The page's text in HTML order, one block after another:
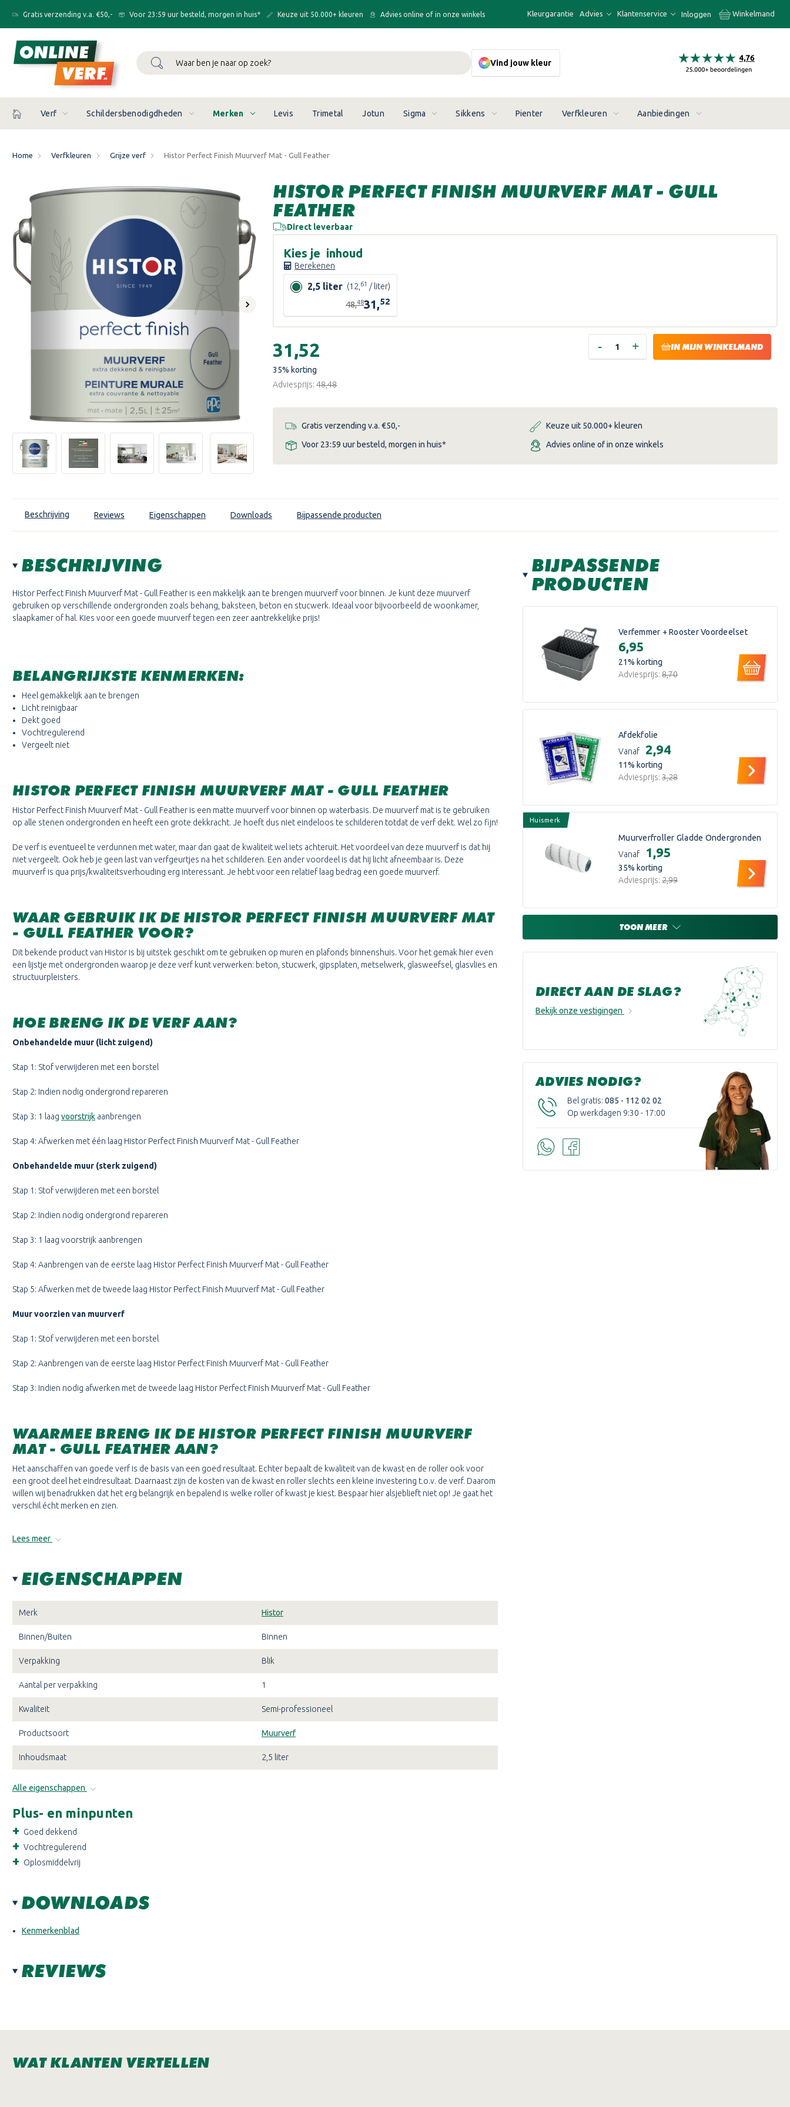
Gratis verzending v.a. €50,- Voor 23:59 uur besteld, morgen in huis* Keuze uit 50.000+ kleuren Advies online of in onze winkels Kleurgarantie Advies Klantenservice Inloggen Winkelmand
Zoeken
Vind jouw kleur
Verf Schildersbenodigdheden Merken Levis Trimetal Jotun Sigma Sikkens Pienter Verfkleuren Aanbiedingen
Home Verfkleuren Grijze verf Histor Perfect Finish Muurverf Mat - Gull Feather
Volgende
HISTOR PERFECT FINISH MUURVERF MAT - GULL
FEATHER
Direct leverbaar
Kies je inhoud
Berekenen
2,5 liter (12, 61 / liter)
48,4831,52
Huidige
€31,52
35% korting
Adviesprijs:€48,48
HOEVEELHEID
VAN
GULL
FEATHER
- HOEVEELHEID
VAN
FEATHER
+ IN MIJN WINKELMAND
Gratis verzending v.a. €50,-
Voor 23:59 uur besteld, morgen in huis*
Keuze uit 50.000+ kleuren
Advies online of in onze winkels
Beschrijving Reviews Eigenschappen Downloads Bijpassende producten
BESCHRIJVING
Histor Perfect Finish Muurverf Mat - Gull Feather is een makkelijk aan te brengen muurverf voor binnen. Je kunt deze muurverf
gebruiken op verschillende ondergronden zoals behang, baksteen, beton en stucwerk. Ideaal voor bijvoorbeeld de woonkamer,
slaapkamer of hal. Kies voor een goede muurverf tegen een zeer aantrekkelijke prijs!
BELANGRIJKSTE KENMERKEN:
Heel gemakkelijk aan te brengen
Licht reinigbaar
Dekt goed
Vochtregulerend
Vergeelt niet
HISTOR PERFECT FINISH MUURVERF MAT - GULL FEATHER
Histor Perfect Finish Muurverf Mat- Gull Feather is een matte muurverf voor binnen op waterbasis. De muurverf mat is te gebruiken
op alle stenen ondergronden en heeft een grote dekkracht. Je hoeft dus niet eindeloos te schilderen totdat de verf dekt. Wel zo fijn!
De verf is eventueel te verdunnen met water, maar dan gaat de kwaliteit wel iets achteruit. Het voordeel van deze muurverf is dat hij
niet vergeelt. Ook heb je geen last van verfgeurtjes na het schilderen. Een ander voordeel is dat hij licht afneembaar is. Deze
muurverf is qua prijs/kwaliteitsverhouding erg interessant. Je hebt voor een relatief laag bedrag een goede muurverf.
WAAR GEBRUIK IK DE HISTOR PERFECT FINISH MUURVERF MAT
- GULL FEATHER VOOR?
Dit bekende product van Histor is bij uitstek geschikt om te gebruiken op muren en plafonds binnenshuis. Voor het gemak hier even
een lijstje met ondergronden waarop je deze verf kunt verwerken: beton, stucwerk, gipsplaten, metselwerk, glasweefsel, glasvlies en
structuurpleisters.
HOE BRENG IK DE VERF AAN?
Onbehandelde muur (licht zuigend)
Stap 1: Stof verwijderen met een borstel
Stap 2: Indien nodig ondergrond repareren
Stap 3: 1 laag voorstrijk aanbrengen
Stap 4: Afwerken met één laag Histor Perfect Finish Muurverf Mat- Gull Feather
Onbehandelde muur (sterk zuigend)
Stap 1: Stof verwijderen met een borstel
Stap 2: Indien nodig ondergrond repareren
Stap 3: 1 laag voorstrijk aanbrengen
Stap 4: Aanbrengen van de eerste laag Histor Perfect Finish Muurverf Mat - Gull Feather
Stap 5: Afwerken met de tweede laag Histor Perfect Finish Muurverf Mat - Gull Feather
Muur voorzien van muurverf
Stap 1: Stof verwijderen met een borstel
Stap 2: Aanbrengen van de eerste laag Histor Perfect Finish Muurverf Mat- Gull Feather
Stap 3: Indien nodig afwerken met de tweede laag Histor Perfect Finish Muurverf Mat- Gull Feather
WAARMEE BRENG IK DE HISTOR PERFECT FINISH MUURVERF
MAT- GULL FEATHERAAN?
Het aanschaffen van goede verf is de basis van een goed resultaat. Echter bepaalt de kwaliteit van de kwast en de roller ook voor
een groot deel het eindresultaat. Daarnaast zijn de kosten van de kwast en roller slechts een kleine investering t.o.v. de verf. Daarom
willen wij benadrukken dat het erg belangrijk en bepalend is welke roller of kwast je kiest. Bespaar hier alsjeblieft niet op! Je gaat het
verschil écht merken en zien.
Lees meer
EIGENSCHAPPEN
Merk Histor
Binnen/Buiten Binnen
Verpakking Blik
Aantal per verpakking 1
Kwaliteit Semi-professioneel
Productsoort Muurverf
Inhoudsmaat 2,5 liter
Alle eigenschappen
Plus- en minpunten
Goed dekkend
Vochtregulerend
Oplosmiddelvrij
DOWNLOADS
Kenmerkenblad
REVIEWS
BIJPASSENDE
PRODUCTEN
Verfemmer + Rooster Voordeelset
€6,95
21% korting
Adviesprijs: €8,70
Afdekfolie
Vanaf
€2,94
11% korting
Adviesprijs: €3,28
Huismerk
Muurverfroller Gladde Ondergronden
Vanaf
€1,95
35% korting
Adviesprijs: €2,99
TOON MEER
DIRECT AAN DE SLAG?
Bekijk onze vestigingen
ADVIES NODIG?
Bel gratis: 085 - 112 02 02
Op werkdagen 9:30 - 17:00
WAT KLANTEN VERTELLEN